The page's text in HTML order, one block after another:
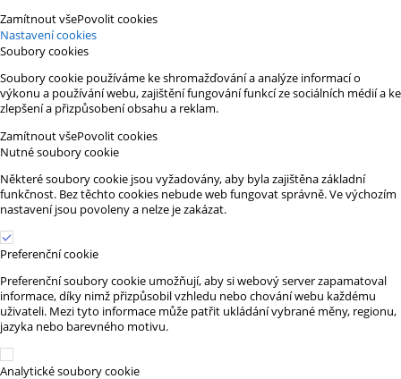
Zamítnout všePovolit cookies
Nastavení cookies
Soubory cookies
Soubory cookie používáme ke shromažďování a analýze informací o
výkonu a používání webu, zajištění fungování funkcí ze sociálních médií a ke
zlepšení a přizpůsobení obsahu a reklam.
Zamítnout všePovolit cookies
Nutné soubory cookie
Některé soubory cookie jsou vyžadovány, aby byla zajištěna základní
funkčnost. Bez těchto cookies nebude web fungovat správně. Ve výchozím
nastavení jsou povoleny a nelze je zakázat.
Preferenční cookie
Preferenční soubory cookie umožňují, aby si webový server zapamatoval
informace, díky nimž přizpůsobil vzhledu nebo chování webu každému
uživateli. Mezi tyto informace může patřit ukládání vybrané měny, regionu,
jazyka nebo barevného motivu.
Analytické soubory cookie